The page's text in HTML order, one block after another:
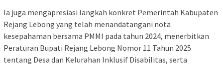
Ia juga mengapresiasi langkah konkret Pemerintah Kabupaten
Rejang Lebong yang telah menandatangani nota
kesepahaman bersama PMMI pada tahun 2024, menerbitkan
Peraturan Bupati Rejang Lebong Nomor 11 Tahun 2025
tentang Desa dan Kelurahan Inklusif Disabilitas, serta